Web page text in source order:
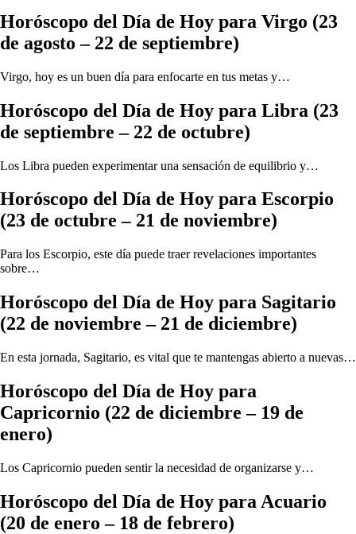
Horóscopo del Día de Hoy para Virgo (23
de agosto – 22 de septiembre)
Virgo, hoy es un buen día para enfocarte en tus metas y…
Horóscopo del Día de Hoy para Libra (23
de septiembre – 22 de octubre)
Los Libra pueden experimentar una sensación de equilibrio y…
Horóscopo del Día de Hoy para Escorpio
(23 de octubre – 21 de noviembre)
Para los Escorpio, este día puede traer revelaciones importantes
sobre…
Horóscopo del Día de Hoy para Sagitario
(22 de noviembre – 21 de diciembre)
En esta jornada, Sagitario, es vital que te mantengas abierto a nuevas…
Horóscopo del Día de Hoy para
Capricornio (22 de diciembre – 19 de
enero)
Los Capricornio pueden sentir la necesidad de organizarse y…
Horóscopo del Día de Hoy para Acuario
(20 de enero – 18 de febrero)